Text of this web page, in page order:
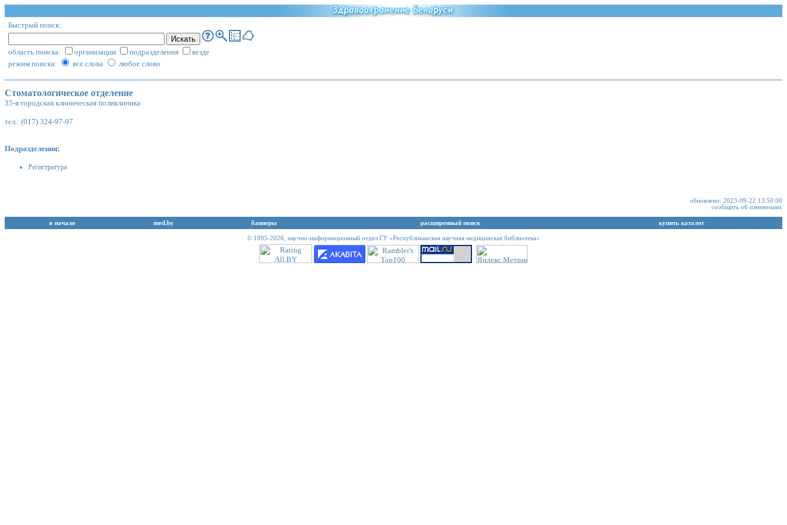
Быстрый поиск:
область поиска: организации подразделения
везде
режим поиска:
все слова любое слово
Стоматологическое отделение
35-я городская клиническая поликлиника
тел.: (017) 324-97-97
Подразделения:
Регистратура
обновлено: 2023-09-22 13:50:00
сообщить об изменениях
в начало med.by баннеры расширенный поиск купить каталог
© 1995-2026, научно-информационный отдел ГУ «Республиканская научная медицинская библиотека»